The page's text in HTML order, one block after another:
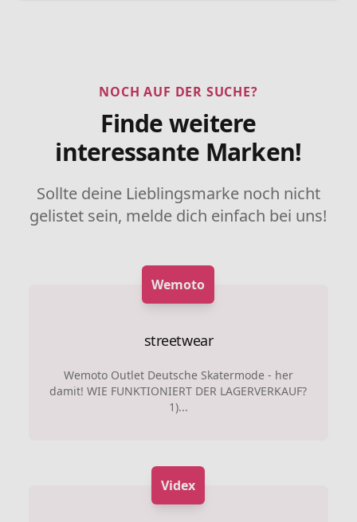
NOCH AUF DER SUCHE?
Finde weitere
interessante Marken!
Sollte deine Lieblingsmarke noch nicht
gelistet sein, melde dich einfach bei uns!
Wemoto
streetwear
Wemoto Outlet Deutsche Skatermode - her
damit! WIE FUNKTIONIERT DER LAGERVERKAUF?
1)...
Videx